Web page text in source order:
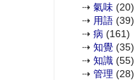
⇢ 氣味 (20)
⇢ 用語 (39)
⇢ 病 (161)
⇢ 知覺 (35)
⇢ 知識 (55)
⇢ 管理 (28)